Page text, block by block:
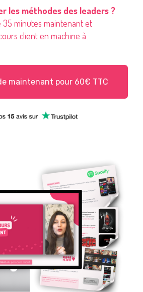
les méthodes des leaders ?
35 minutes maintenant et
client en machine à
maintenant pour 60€ TTC